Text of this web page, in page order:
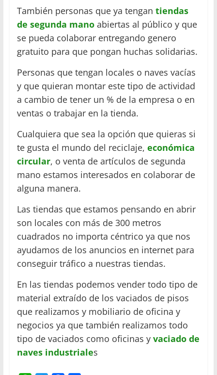
También personas que ya tengan tiendas
de segunda manoabiertas al público y que
se pueda colaborar entregando genero
gratuito para que pongan huchas solidarias.
Personas que tengan locales o naves vacías
y que quieran montar este tipo de actividad
a cambio de tener un % de la empresa o en
ventas o trabajar en la tienda.
Cualquiera que sea la opción que quieras si
te gusta el mundo del reciclaje, económica
circular, o venta de artículos de segunda
mano estamos interesados en colaborar de
alguna manera.
Las tiendas que estamos pensando en abrir
son locales con más de 300 metros
cuadrados no importa céntrico ya que nos
ayudamos de los anuncios en internet para
conseguir tráfico a nuestras tiendas.
En las tiendas podemos vender todo tipo de
material extraído de los vaciados de pisos
que realizamos y mobiliario de oficina y
negocios ya que también realizamos todo
tipo de vaciados como oficinas y vaciado de
naves industriales